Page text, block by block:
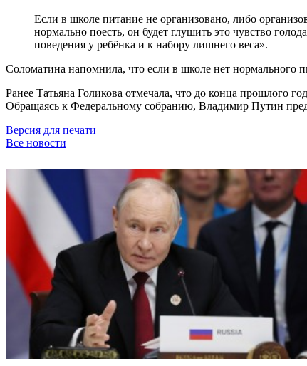
Если в школе питание не организовано, либо
нормально поесть, он будет глушить это чувство
поведения у ребёнка и к набору лишнего веса».
Соломатина напомнила, что если в школе нет нормального
Ранее Татьяна Голикова отмечала, что до конца прошлого
Обращаясь к Федеральному собранию, Владимир Путин
Версия для печати
Все новости